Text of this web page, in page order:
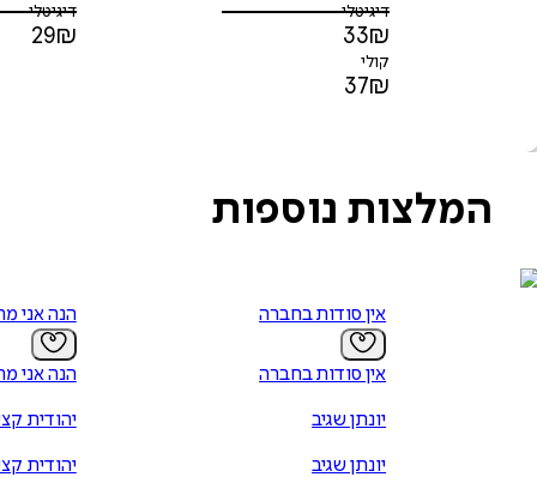
דיגיטלי
33₪
קולי
37₪
דיגיטלי
29₪
המלצות נוספות
אין סודות בחברה
אין סודות בחברה
יונתן שגיב
יונתן שגיב
הנה אני
הנה אני
יהודית
יהודית